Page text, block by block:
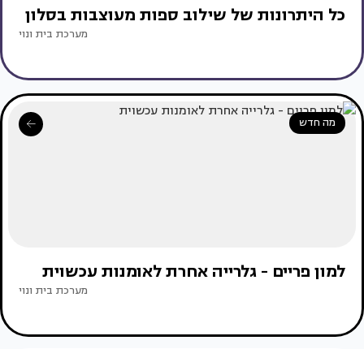
כל היתרונות של שילוב ספות מעוצבות בסלון
מערכת בית ונוי
מה חדש
למון פריים - גלרייה אחרת לאומנות עכשוית
מערכת בית ונוי